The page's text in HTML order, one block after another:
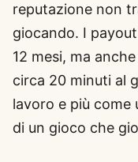
reputazione non
giocando. I
12 mesi, ma
circa 20 minuti al
lavoro e più
di un gioco che